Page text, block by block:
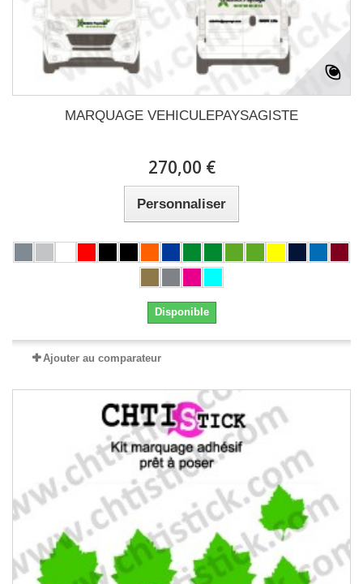
MARQUAGE VEHICULEPAYSAGISTE
270,00 €
Personnaliser
Disponible
Ajouter au comparateur